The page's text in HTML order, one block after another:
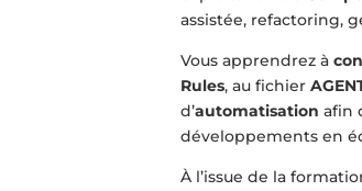
assistée, refactoring,
Vous apprendrez à
Rules, au fichier
d’automatisation afin
développements en
À l’issue de la